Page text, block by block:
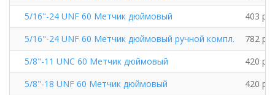
5/16"-24 UNF 60 Метчик дюймовый
403
5/16"-24 UNF 60 Метчик дюймовый ручной компл.
782
5/8"-11 UNC 60 Метчик дюймовый
420
5/8"-18 UNF 60 Метчик дюймовый
420